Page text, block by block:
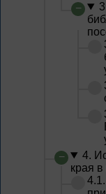
4.
края в